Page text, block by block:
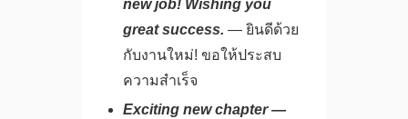
new job! Wishing you
great success. — ยินดีด้วย
กับงานใหม่! ขอให้ประสบ
ความสำเร็จ
Exciting new chapter —